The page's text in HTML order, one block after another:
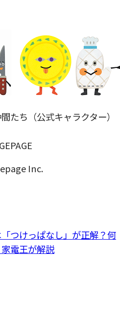
たち（公式キャラクター）
Inc.
つけっぱなし」が正解？何
電王が解説